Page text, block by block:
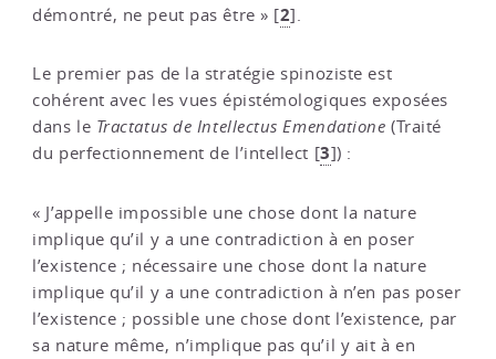
démontré, ne peut pas être » [2].
Le premier pas de la stratégie spinoziste est
cohérent avec les vues épistémologiques exposées
dans le Tractatus de Intellectus Emendatione (Traité
du perfectionnement de l’intellect [3]) :
« J’appelle impossible une chose dont la nature
implique qu’il y a une contradiction à en poser
l’existence ; nécessaire une chose dont la nature
implique qu’il y a une contradiction à n’en pas poser
l’existence ; possible une chose dont l’existence, par
sa nature même, n’implique pas qu’il y ait à en